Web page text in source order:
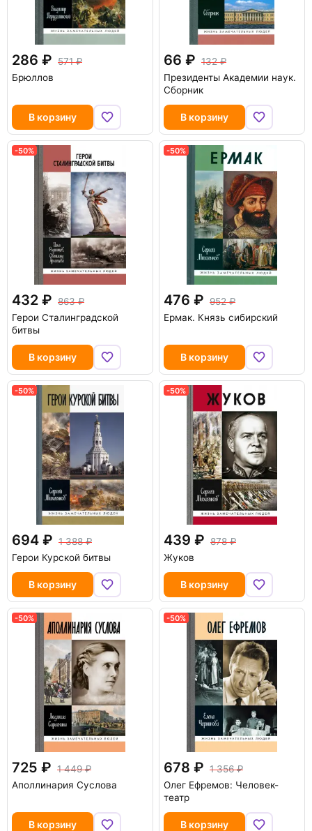
286
571
Брюллов
В корзину
66
132
Президенты Академии наук.
Сборник
В корзину
-50%
432
863
Герои Сталинградской
битвы
В корзину
-50%
476
952
Ермак. Князь сибирский
В корзину
-50%
694
1 388
Герои Курской битвы
В корзину
-50%
439
878
Жуков
В корзину
-50%
725
1 449
Аполлинария Суслова
В корзину
-50%
678
1 356
Олег Ефремов: Человек-
театр
В корзину